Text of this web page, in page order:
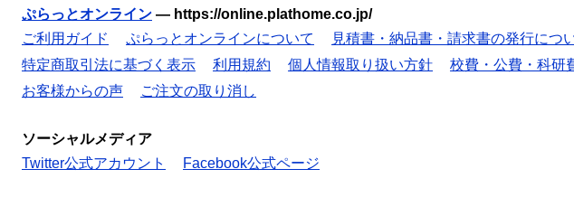
ぷらっとオンライン — https://online.plathome.co.jp/
ご利用ガイド
ぷらっとオンラインについて 見積書・納品書・請求書の発行につ
特定商取引法に基づく表示
利用規約 個人情報取り扱い方針 校費・公費・科研
お客様からの声
ご注文の取り消し
ソーシャルメディア
Twitter公式アカウント
Facebook公式ページ